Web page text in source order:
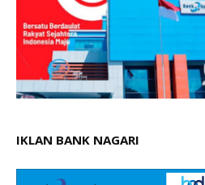
IKLAN BANK NAGARI